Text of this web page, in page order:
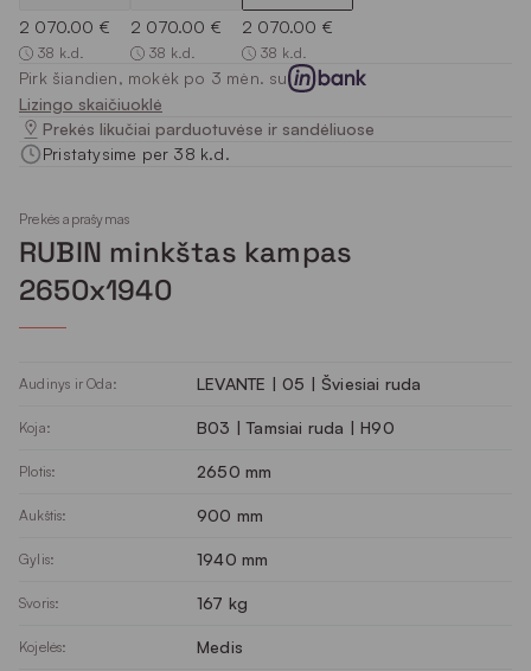
2 070.00 €
38 k.d.
2 070.00 €
38 k.d.
2 070.00 €
38 k.d.
Pirk šiandien, mokėk po 3 mėn. su
Lizingo skaičiuoklė
Prekės likučiai parduotuvėse ir sandėliuose
Pristatysime per 38 k.d.
Prekės aprašymas
RUBIN minkštas kampas
2650x1940
Audinys ir Oda: LEVANTE | 05 | Šviesiai ruda
Koja: B03 | Tamsiai ruda | H90
Plotis: 2650 mm
Aukštis: 900 mm
Gylis: 1940 mm
Svoris: 167 kg
Kojelės: Medis